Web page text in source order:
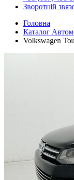
Зворотній
Головна
Каталог
Volkswagen